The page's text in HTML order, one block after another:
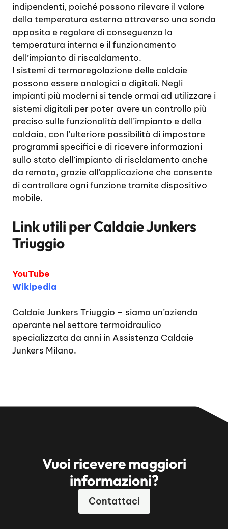
indipendenti, poiché possono rilevare il valore
della temperatura esterna attraverso una sonda
apposita e regolare di conseguenza la
temperatura interna e il funzionamento
dell’impianto di riscaldamento.
I sistemi di termoregolazione delle caldaie
possono essere analogici o digitali. Negli
impianti più moderni si tende ormai ad utilizzare i
sistemi digitali per poter avere un controllo più
preciso sulle funzionalità dell’impianto e della
caldaia, con l’ulteriore possibilità di impostare
programmi specifici e di ricevere informazioni
sullo stato dell’impianto di riscldamento anche
da remoto, grazie all’applicazione che consente
di controllare ogni funzione tramite dispositivo
mobile.
Link utili perCaldaie Junkers
Triuggio
YouTube
Wikipedia
Caldaie Junkers Triuggio – siamo un’azienda
operante nel settore termoidraulico
specializzata da anni in Assistenza Caldaie
Junkers Milano.
Vuoi ricevere maggiori
informazioni?
Contattaci